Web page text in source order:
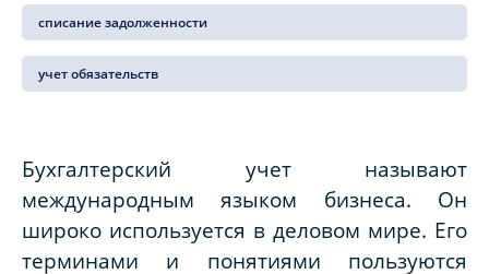
списание задолженности
учет обязательств
Бухгалтерский учет называют
международным языком бизнеса. Он
широко используется в деловом мире. Его
терминами и понятиями пользуются